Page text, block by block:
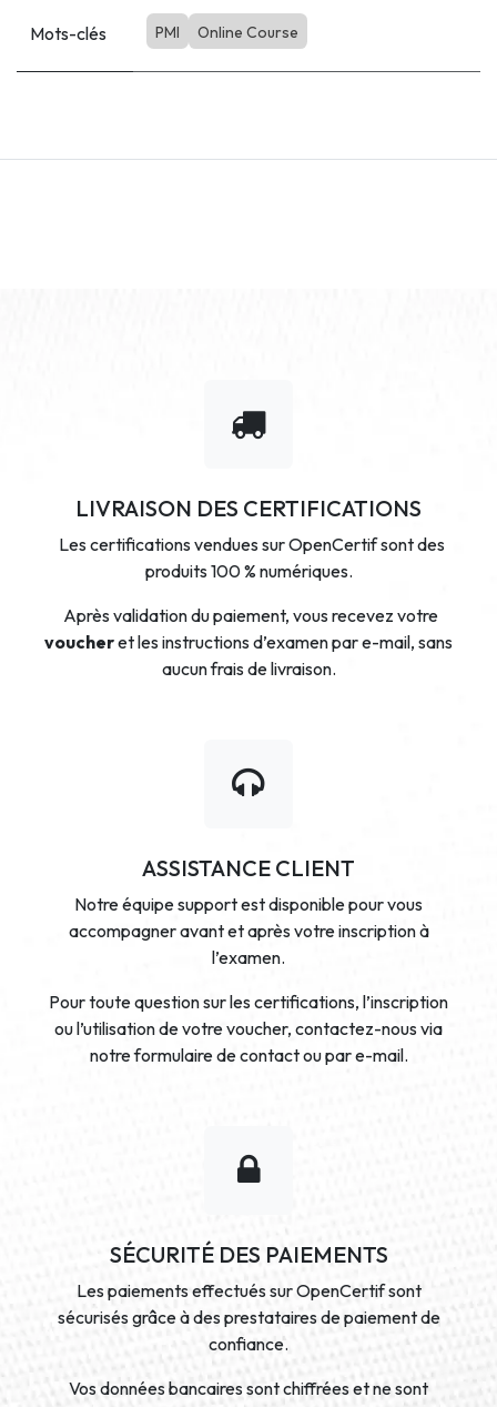
Mots-clés PMI Online Course
LIVRAISON DES CERTIFICATIONS
Les certifications vendues sur OpenCertif sont des
produits 100 % numériques.
Après validation du paiement, vous recevez votre
voucheret les instructions d’examen par e-mail, sans
aucun frais de livraison.
ASSISTANCE CLIENT
Notre équipe support est disponible pour vous
accompagner avant et après votre inscription à
l’examen.
Pour toute question sur les certifications, l’inscription
ou l’utilisation de votre voucher, contactez-nous via
notre formulaire de contact ou par e-mail.
SÉCURITÉ DES PAIEMENTS
Les paiements effectués sur OpenCertif sont
sécurisés grâce à des prestataires de paiement de
confiance.
Vos données bancaires sont chiffrées et ne sont